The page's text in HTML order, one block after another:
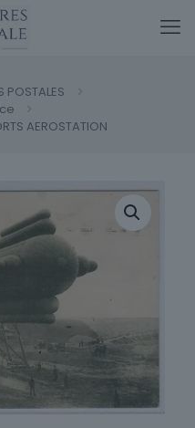
POSTALES
AEROSTATION